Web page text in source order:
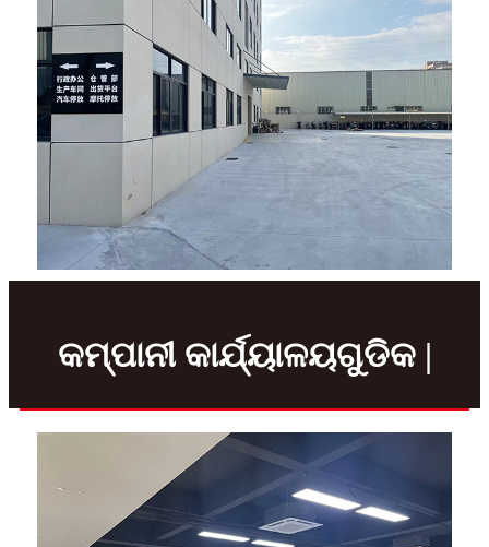
କମ୍ପାନୀ କାର୍ଯ୍ୟାଳୟଗୁଡିକ |